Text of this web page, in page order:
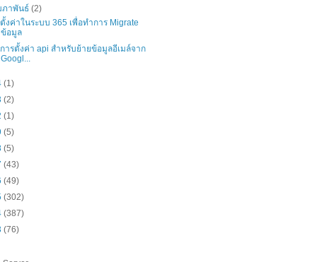
ภาพันธ์(2)
งค่าในระบบ 365 เพื่อทำการ Migrate
ข้อมูล
ารตั้งค่า api สำหรับย้ายข้อมูลอีเมล์จาก
Googl...
(1)
(2)
(1)
(5)
(5)
(43)
(49)
(302)
(387)
(76)